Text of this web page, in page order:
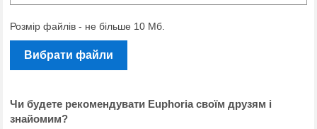
Розмір файлів - не більше 10 Мб.
Вибрати файли
Чи будете рекомендувати Euphoria своїм друзям і
знайомим?